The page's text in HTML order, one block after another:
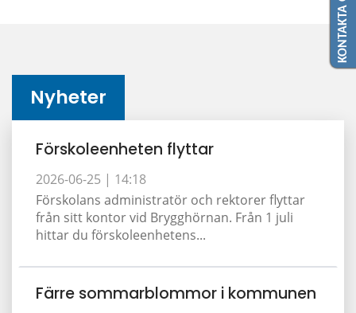
Nyheter
Förskoleenheten flyttar
2026-06-25 | 14:18
Förskolans administratör och rektorer flyttar
från sitt kontor vid Brygghörnan. Från 1 juli
hittar du förskoleenhetens...
Färre sommarblommor i kommunen
KONTAKTA OSS